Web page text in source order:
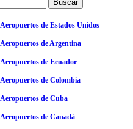
Aeropuertos de Estados Unidos
Aeropuertos de Argentina
Aeropuertos de Ecuador
Aeropuertos de Colombia
Aeropuertos de Cuba
Aeropuertos de Canadá